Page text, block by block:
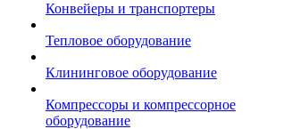
Конвейеры и транспортеры
Тепловое оборудование
Клининговое оборудование
Компрессоры и компрессорное
оборудование